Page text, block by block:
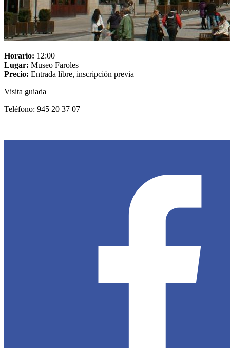
Horario: 12:00
Lugar: Museo Faroles
Precio: Entrada libre, inscripción previa
Visita guiada
Teléfono: 945 20 37 07